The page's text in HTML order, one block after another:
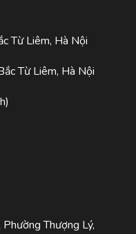
Từ Liêm, Hà Nội
Từ Liêm, Hà Nội
Thượng Lý,